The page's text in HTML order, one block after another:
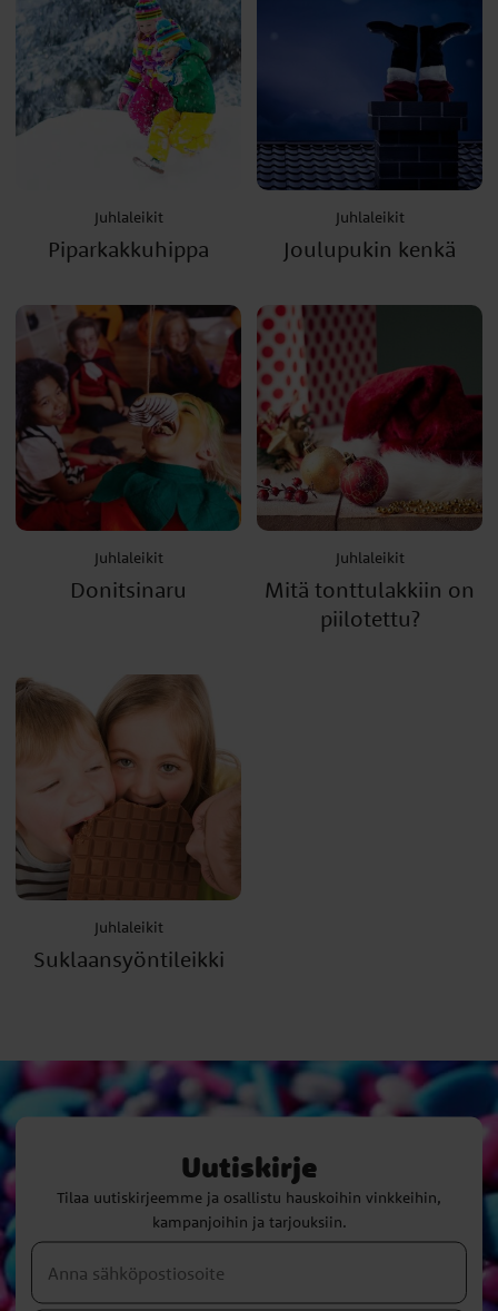
Juhlaleikit
Piparkakkuhippa
Juhlaleikit
Joulupukin kenkä
Juhlaleikit
Donitsinaru
Juhlaleikit
Mitä tonttulakkiin on
piilotettu?
Juhlaleikit
Suklaansyöntileikki
Uutiskirje
Tilaa uutiskirjeemme ja osallistu hauskoihin vinkkeihin,
kampanjoihin ja tarjouksiin.